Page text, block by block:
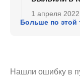
1 апреля
Больше по этой
Нашли ошибку в